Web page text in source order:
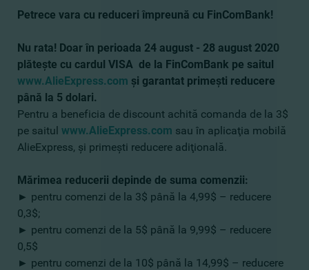
Petrece vara cu reduceri împreună cu FinComBank!
Nu rata! Doar în perioada 24 august - 28 august 2020
plăteşte cu cardul VISA de la FinComBank pe saitul
www.AlieExpress.com şi garantat primeşti reducere
până la 5 dolari.
Pentru a beneficia de discount achită comanda de la 3$
pe saitul www.AlieExpress.com sau în aplicaţia mobilă
AlieExpress, şi primeşti reducere adiţională.
Mărimea reducerii depinde de suma comenzii:
► pentru comenzi de la 3$ până la 4,99$ – reducere
0,3$;
► pentru comenzi de la 5$ până la 9,99$ – reducere
0,5$
► pentru comenzi de la 10$ până la 14,99$ – reducere